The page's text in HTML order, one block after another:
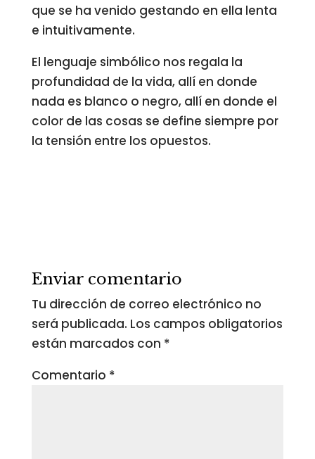
que se ha venido gestando en ella lenta
e intuitivamente.
El lenguaje simbólico nos regala la
profundidad de la vida, allí en donde
nada es blanco o negro, allí en donde el
color de las cosas se define siempre por
la tensión entre los opuestos.
Enviar comentario
Tu dirección de correo electrónico no
será publicada. Los campos obligatorios
están marcados con *
Comentario *